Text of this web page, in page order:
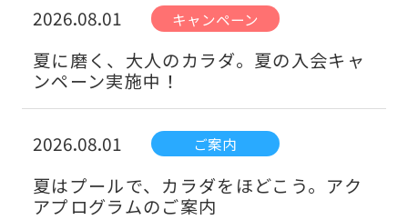
2026.08.01 キャンペーン
夏に磨く、大人のカラダ。夏の入会キャ
ンペーン実施中！
2026.08.01 ご案内
夏はプールで、カラダをほどこう。アク
アプログラムのご案内